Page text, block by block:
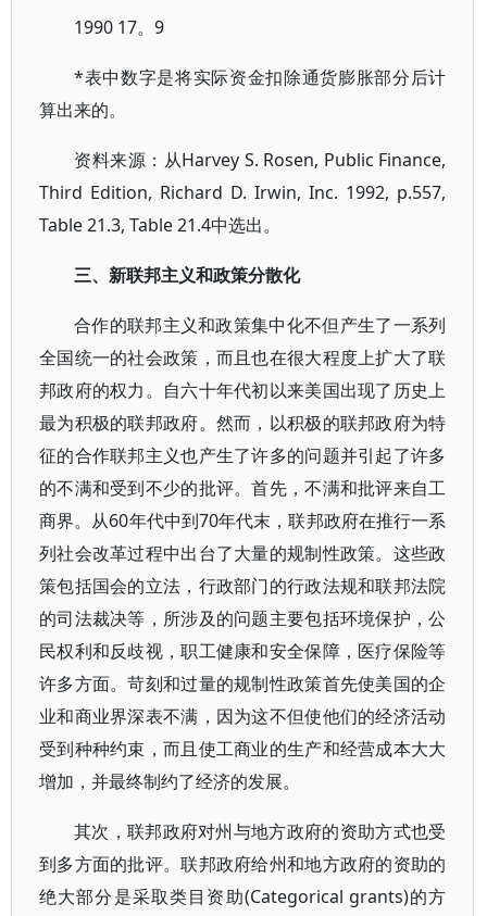
1990 17。9
*表中数字是将实际资金扣除通货膨胀部分后计
算出来的。
资料来源：从Harvey S. Rosen, Public Finance,
Third Edition, Richard D. Irwin, Inc. 1992, p.557,
Table 21.3, Table 21.4中选出。
三、新联邦主义和政策分散化
合作的联邦主义和政策集中化不但产生了一系列
全国统一的社会政策，而且也在很大程度上扩大了联
邦政府的权力。自六十年代初以来美国出现了历史上
最为积极的联邦政府。然而，以积极的联邦政府为特
征的合作联邦主义也产生了许多的问题并引起了许多
的不满和受到不少的批评。首先，不满和批评来自工
商界。从60年代中到70年代末，联邦政府在推行一系
列社会改革过程中出台了大量的规制性政策。这些政
策包括国会的立法，行政部门的行政法规和联邦法院
的司法裁决等，所涉及的问题主要包括环境保护，公
民权利和反歧视，职工健康和安全保障，医疗保险等
许多方面。苛刻和过量的规制性政策首先使美国的企
业和商业界深表不满，因为这不但使他们的经济活动
受到种种约束，而且使工商业的生产和经营成本大大
增加，并最终制约了经济的发展。
其次，联邦政府对州与地方政府的资助方式也受
到多方面的批评。联邦政府给州和地方政府的资助的
绝大部分是采取类目资助(Categorical grants)的方